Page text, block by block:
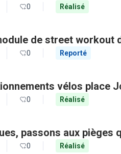
0 Réalisé
de street workout
0 Reporté
vélos place
0 Réalisé
passons aux pièges
0 Réalisé